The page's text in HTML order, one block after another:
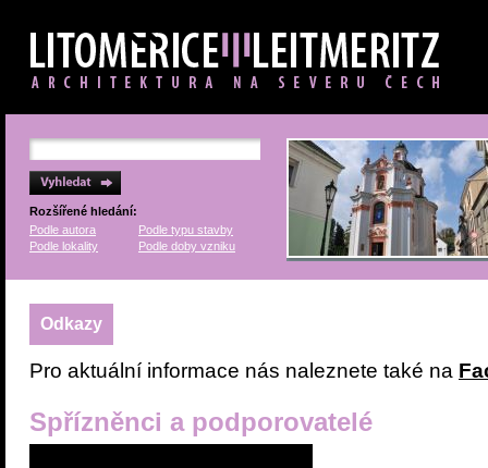
Rozšířené hledání:
Podle autora
Podle typu stavby
Podle lokality
Podle doby vzniku
Odkazy
Pro aktuální informace nás naleznete také na
Spřízněnci a podporovatelé